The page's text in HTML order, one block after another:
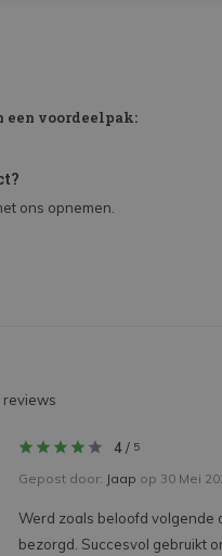
voordeelpak:
ons opnemen.
reviews
4/ 5
Gepost door: Jaap op 30 Mei
Werd zoals beloofd volgende
bezorgd. Succesvol gebruikt